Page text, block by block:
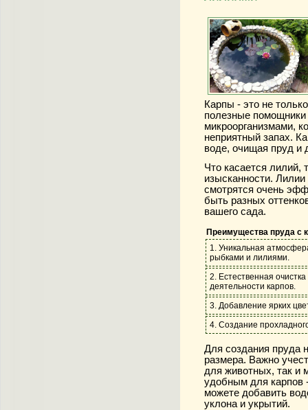
Карпы - это не
полезные
микроорганизмами,
неприятный запах.
воде, очищая пруд и
Что касается лилий,
изысканности.
смотрятся очень
быть разных
вашего сада.
Преимущества пруда с
1. Уникальная
рыбками и лилиями.
2. Естественная
деятельности карпов.
3. Добавление ярких
4. Создание
Для создания пруда
размера. Важно
для животных, так и
удобным для карпов
можете добавить
уклона и укрытий.